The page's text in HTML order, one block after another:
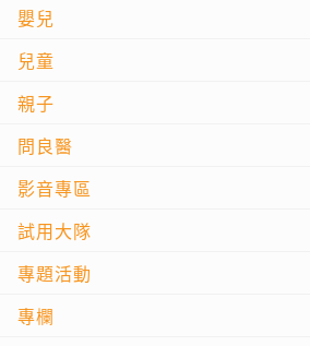
嬰兒
兒童
親子
問良醫
影音專區
試用大隊
專題活動
專欄